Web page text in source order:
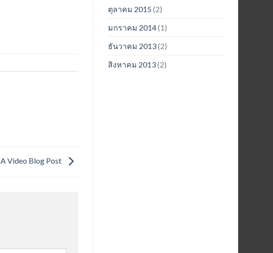
A Video Blog Post
ตุลาคม 2015 (2)
มกราคม 2014(1)
ธันวาคม 2013(2)
สิงหาคม 2013(2)